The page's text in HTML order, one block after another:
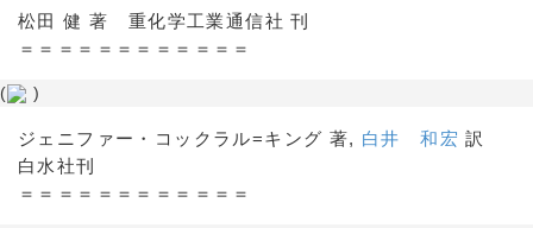
松田 健 著 重化学工業通信社 刊
＝＝＝＝＝＝＝＝＝＝＝＝
( )
ジェニファー・コックラル=キング 著, 白井 和宏 訳
白水社刊
＝＝＝＝＝＝＝＝＝＝＝＝